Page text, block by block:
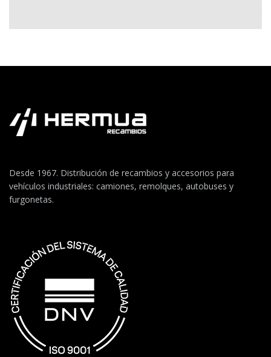
Desde 1967. Distribución de recambios y accesorios para
vehículos industriales: camiones, remolques, autobuses y
furgonetas.